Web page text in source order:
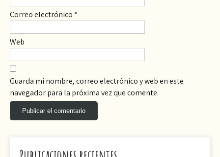
Correo electrónico *
Web
Guarda mi nombre, correo electrónico y web en este
navegador para la próxima vez que comente.